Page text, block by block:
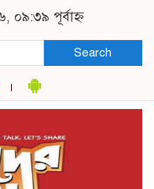
০৯:৩৯ পূর্বাহ্ন
Search